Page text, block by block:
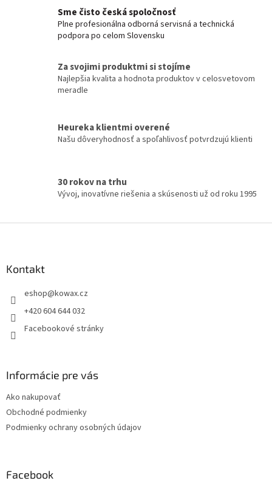
a
c
í
p
v
k
p
i
s
á
n
í
Sme čisto česká spoločnosť
Plne profesionálna odborná servisná a technická
podpora po celom Slovensku
Za svojimi produktmi si stojíme
Najlepšia kvalita a hodnota produktov v celosvetovom
meradle
Heureka klientmi overené
Našu dôveryhodnosť a spoľahlivosť potvrdzujú klienti
30 rokov na trhu
Vývoj, inovatívne riešenia a skúsenosti už od roku 1995
Kontakt
eshop@kowax.cz
+420 604 644 032
Facebookové stránky
Informácie pre vás
Ako nakupovať
Obchodné podmienky
Podmienky ochrany osobných údajov
Facebook